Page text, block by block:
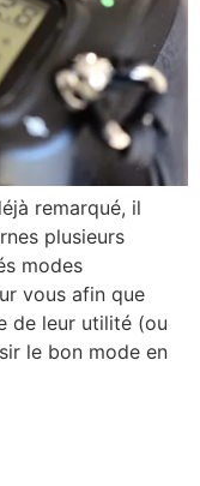
remarqué, il
plusieurs
modes
vous afin que
de leur utilité (ou
le bon mode en